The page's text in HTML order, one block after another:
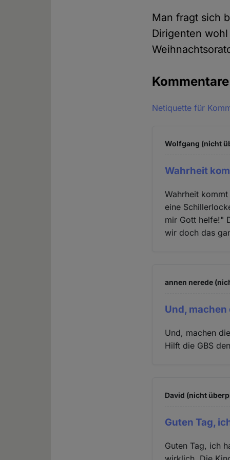
Man fragt sich
Dirigenten
Kommentare
Netiquette für
Wolfgang (nicht
Wahrheit
Wahrheit
eine
mir Gott helfe!"
wir doch das
annen nerede
Und,
Und, machen
Hilft die GBS
David (nicht
Guten Tag,
Guten Tag, ich